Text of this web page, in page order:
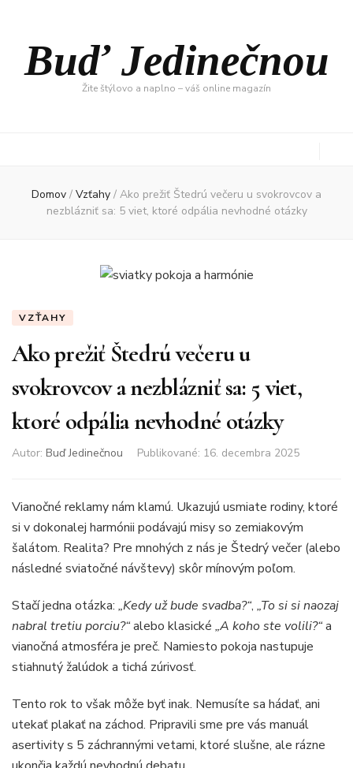
Buď Jedinečnou
Žite štýlovo a naplno – váš online magazín
Domov / Vzťahy / Ako prežiť Štedrú večeru u svokrovcov a
nezblázniť sa: 5 viet, ktoré odpália nevhodné otázky
VZŤAHY
Ako prežiť Štedrú večeru u
svokrovcov a nezblázniť sa: 5 viet,
ktoré odpália nevhodné otázky
Autor: Buď Jedinečnou Publikované: 16. decembra 2025
Vianočné reklamy nám klamú. Ukazujú usmiate rodiny, ktoré
si v dokonalej harmónii podávajú misy so zemiakovým
šalátom. Realita? Pre mnohých z nás je Štedrý večer (alebo
následné sviatočné návštevy) skôr mínovým poľom.
Stačí jedna otázka: „Kedy už bude svadba?“, „To si si naozaj
nabral tretiu porciu?“alebo klasické „A koho ste volili?“a
vianočná atmosféra je preč. Namiesto pokoja nastupuje
stiahnutý žalúdok a tichá zúrivosť.
Tento rok to však môže byť inak. Nemusíte sa hádať, ani
utekať plakať na záchod. Pripravili sme pre vás manuál
asertivity s 5 záchrannými vetami, ktoré slušne, ale rázne